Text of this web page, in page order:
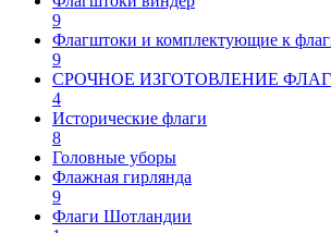
9
Флагштоки и комплектующие к
9
СРОЧНОЕ ИЗГОТОВЛЕНИЕ
4
Исторические флаги
8
Головные уборы
Флажная гирлянда
9
Флаги Шотландии